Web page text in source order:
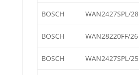
BOSCH WAN2427SPL/28
BOSCH WAN28220FF/26
BOSCH WAN2427SPL/25